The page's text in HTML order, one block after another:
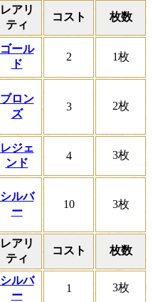
レアリ
ティ
コスト 枚数
ゴール
ド
2 1枚
ブロン
ズ
3 2枚
レジェ
ンド
4 3枚
シルバ
ー
10 3枚
レアリ
ティ
コスト 枚数
シルバ
ー
1 3枚